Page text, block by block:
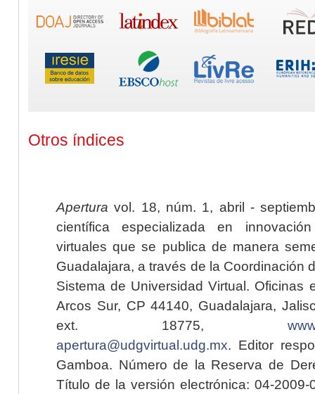
Otros índices
Apertura vol. 18, núm. 1, abril -
científica especializada en
virtuales que se publica de manera
Guadalajara, a través de la Coordinación
Sistema de Universidad Virtual. Oficinas
Arcos Sur, CP 44140, Guadalajara,
ext. 18775,
apertura@udgvirtual.udg.mx. Editor
Gamboa. Número de la Reserva de
Título de la versión electrónica: 04-2009-